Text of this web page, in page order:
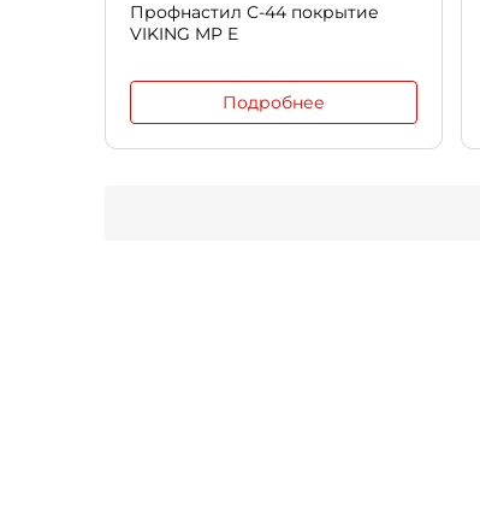
Профнастил С-44 покрытие
VIKING MP E
Подробнее